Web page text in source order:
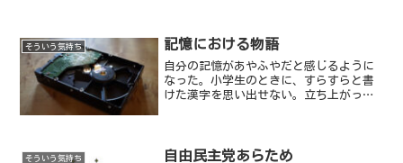
そういう気持ち 記憶における物語
自分の記憶があやふやだと感じるように
なった。小学生のときに、すらすらと書
けた漢字を思い出せない。立ち上がった
そういう気持ち 自由民主党あらため